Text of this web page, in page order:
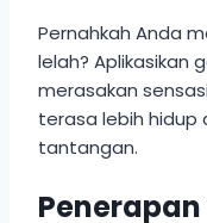
Pernahkah Anda
lelah? Aplikasikan
merasakan
terasa lebih hidup
tantangan.